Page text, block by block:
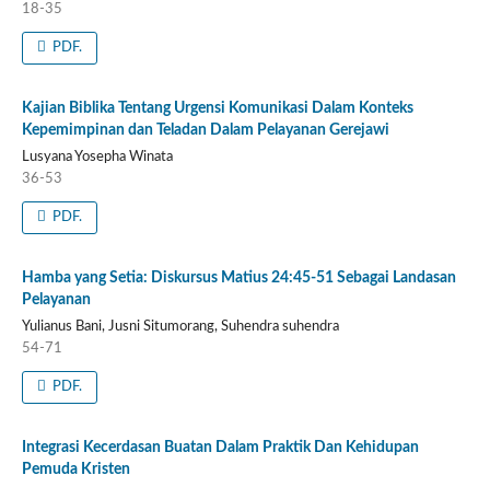
18-35
PDF.
Kajian Biblika Tentang Urgensi Komunikasi Dalam Konteks
Kepemimpinan dan Teladan Dalam Pelayanan Gerejawi
Lusyana Yosepha Winata
36-53
PDF.
Hamba yang Setia: Diskursus Matius 24:45-51 Sebagai Landasan
Pelayanan
Yulianus Bani, Jusni Situmorang, Suhendra suhendra
54-71
PDF.
Integrasi Kecerdasan Buatan Dalam Praktik Dan Kehidupan
Pemuda Kristen